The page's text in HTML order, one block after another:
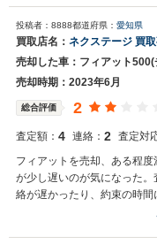
買取店からの返信
お世話になっております
度はネクステージをご利
た。 弊社ではフィアット500のような輸入車の専門店を展開している
関係もあり、大変得意な
会がございましたら是非お力
も宜しくお願い申し上げ
投稿者：8888都道府県： 愛知県
買取店名： ネクステージ 買
売却した車：フィアット
売却時期：2023年6月
総合評価 2
査定額： 4 連絡： 2 査定対
フィアットを売却、ある程
が少し遅いのが気になった
絡が遅かったり、約束の時
買取店からの返信